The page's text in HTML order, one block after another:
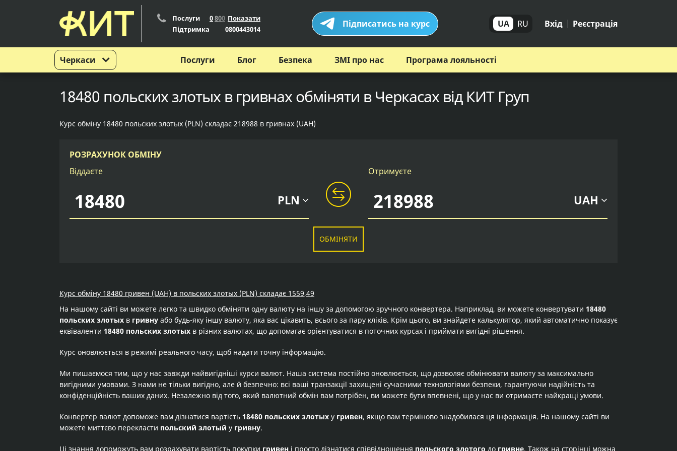
Черкаси
Послуги 0800 Показати
Підтримка
0800443014 Підписатись на курс UA RU Вхід Реєстрація
Послуги Блог Безпека ЗМІ про нас Програма лояльності
18480 польских злотых в гривнах обміняти в Черкасах від КИТ Груп
Курс обміну 18480 польских злотых (PLN) складає 218988 в гривнах (UAH)
РОЗРАХУНОК ОБМІНУ
Віддаєте
PLN
Отримуєте
UAH
ОБМІНЯТИ
Курс обміну 18480 гривен (UAH) в польских злотых (PLN) складає 1559,49
На нашому сайті ви можете легко та швидко обміняти одну валюту на іншу за допомогою зручного конвертера. Наприклад, ви можете конвертувати 18480
польских злотых в гривну або будь-яку іншу валюту, яка вас цікавить, всього за пару кліків. Крім цього, ви знайдете калькулятор, який автоматично показує
еквіваленти 18480 польских злотых в різних валютах, що допомагає орієнтуватися в поточних курсах і приймати вигідні рішення.
Курс оновлюється в режимі реального часу, щоб надати точну інформацію.
Ми пишаємося тим, що у нас завжди найвигідніші курси валют. Наша система постійно оновлюється, що дозволяє обмінювати валюту за максимально
вигідними умовами. З нами не тільки вигідно, але й безпечно: всі ваші транзакції захищені сучасними технологіями безпеки, гарантуючи надійність та
конфіденційність ваших даних. Незалежно від того, який валютний обмін вам потрібен, ви можете бути впевнені, що у нас ви отримаєте найкращі умови.
Конвертер валют допоможе вам дізнатися вартість 18480 польских злотых у гривен, якщо вам терміново знадобилася ця інформація. На нашому сайті ви
можете миттєво перекласти польский злотый у гривну.
Ці знання допоможуть вам розрахувати вартість покупки гривен і просто дізнатися співвідношення польского злотого до гривне. Також на сторінці можна